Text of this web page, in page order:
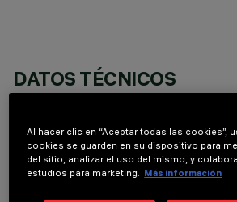
DATOS TÉCNICOS
DESCRIPCIÓN
Direct light luminaire, designed to use
Al hacer clic en “Aceptar todas las cookies”,
cookies se guarden en su dispositivo para
del sitio, analizar el uso del mismo, y
estudios para marketing. Más información